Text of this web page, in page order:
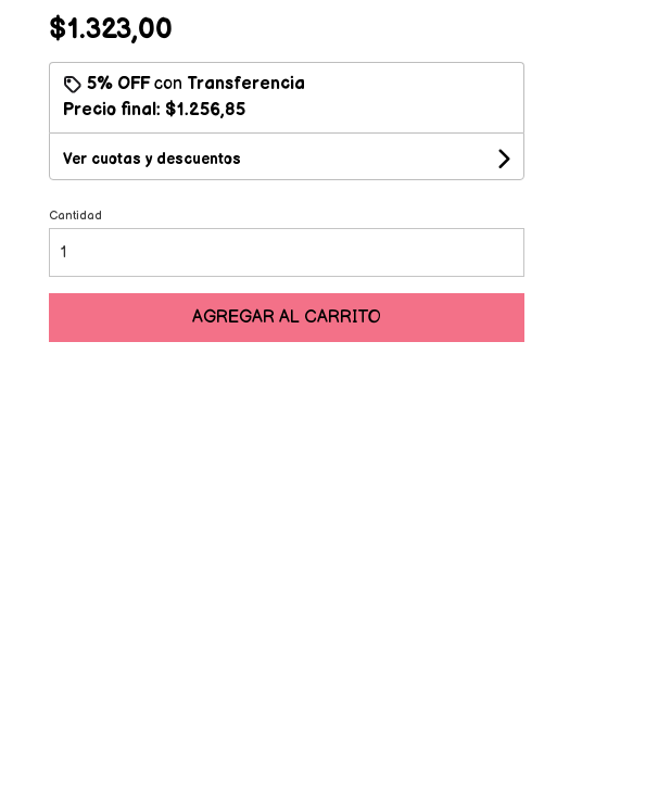
$1.323,00
5% OFFcon Transferencia
Precio final: $1.256,85
Ver cuotas y descuentos
Cantidad
AGREGAR AL CARRITO